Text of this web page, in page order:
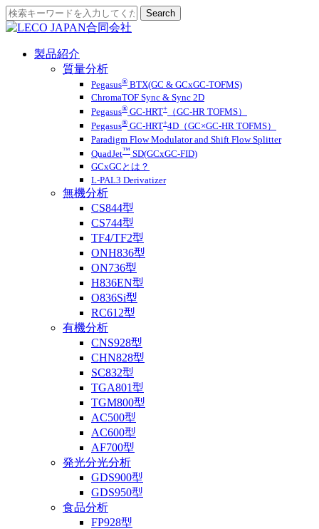
製品紹介
質量分析
Pegasus® BTX(GC & GCxGC-TOFMS)
ChromaTOF Sync & Sync 2D
Pegasus® GC-HRT+
（GC-HR TOFMS）
Pegasus® GC-HRT+4D（GC×GC-HR TOFMS）
Paradigm Flow Modulator and Shift Flow Splitter
QuadJet™ SD(GCxGC-FID)
GCxGCとは？
L-PAL3 Derivatizer
無機分析
CS844型
CS744型
TF4/TF2型
ONH836型
ON736型
H836EN型
O836Si型
RC612型
有機分析
CNS928型
CHN828型
SC832型
TGA801型
TGM800型
AC500型
AC600型
AF700型
発光分光分析
GDS900型
GDS950型
食品分析
FP928型